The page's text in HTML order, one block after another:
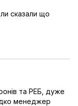
сказали що
та РЕБ, дуже
менеджер